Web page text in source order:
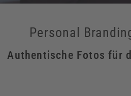
Personal
Authentische Fotos für